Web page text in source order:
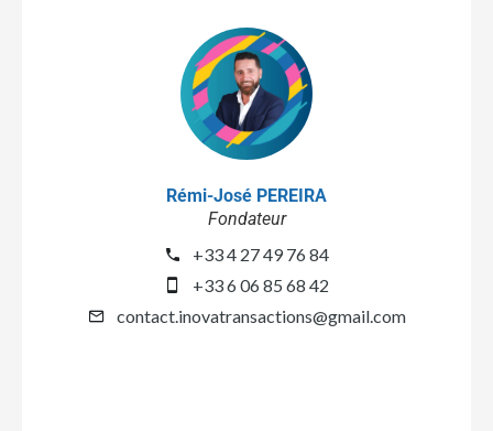
Rémi-José PEREIRA
Fondateur
+33 4 27 49 76 84
+33 6 06 85 68 42
contact.inovatransactions@gmail.com